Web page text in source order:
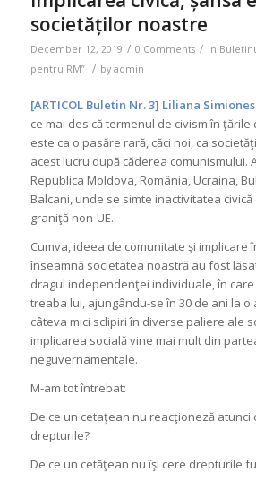
societăților noastre
December 12, 2019 / 0 Comments / in
pentru RM”
/ by admin
[ARTICOL Buletin Nr. 3] Liliana
ce mai des că termenul de civism în ţările
este ca o pasăre rară, căci noi, ca
acest lucru după căderea comunismului.
Republica Moldova, România, Ucraina,
Balcani, unde se simte inactivitatea civică
graniţă non-UE.
Cumva, ideea de comunitate şi implicare
înseamnă societatea noastră au fost
dragul independenţei individuale, în
treaba lui, ajungându-se în 30 de ani la o
câteva mici sclipiri în diverse paliere ale
implicarea socială vine mai mult din
neguvernamentale.
M-am tot întrebat:
De ce un cetaţean nu reacţioneză atunci
drepturile?
De ce un cetăţean nu îşi cere drepturile